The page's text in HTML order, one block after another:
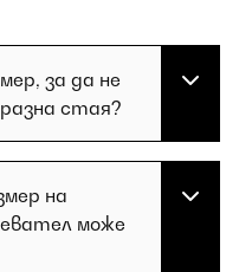
за да не
стая?
на
може